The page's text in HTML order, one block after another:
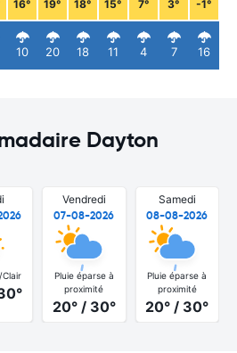
16°
10
19°
20
18°
18
15°
11
7°
4
3°
7
-1°
16
Dayton
Clair
Vendredi
07-08-2026
Pluie éparse à
proximité
20° / 30°
Samedi
08-08-2026
Pluie éparse à
proximité
20° / 30°